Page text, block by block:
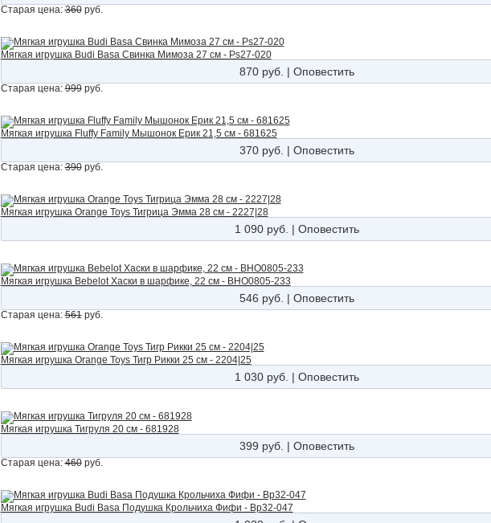
Старая цена:360руб.
Мягкая игрушка Budi Basa Свинка Мимоза 27 см - Ps27-020
870 руб. | Оповестить
Старая цена:999руб.
Мягкая игрушка Fluffy Family Мышонок Ерик 21,5 см - 681625
370 руб. | Оповестить
Старая цена:390руб.
Мягкая игрушка Orange Toys Тигрица Эмма 28 см - 2227|28
1 090 руб. | Оповестить
Мягкая игрушка Bebelot Хаски в шарфике, 22 см - BHO0805-233
546 руб. | Оповестить
Старая цена:561руб.
Мягкая игрушка Orange Toys Тигр Рикки 25 см - 2204|25
1 030 руб. | Оповестить
Мягкая игрушка Тигруля 20 см - 681928
399 руб. | Оповестить
Старая цена:460руб.
Мягкая игрушка Budi Basa Подушка Крольчиха Фифи - Bp32-047